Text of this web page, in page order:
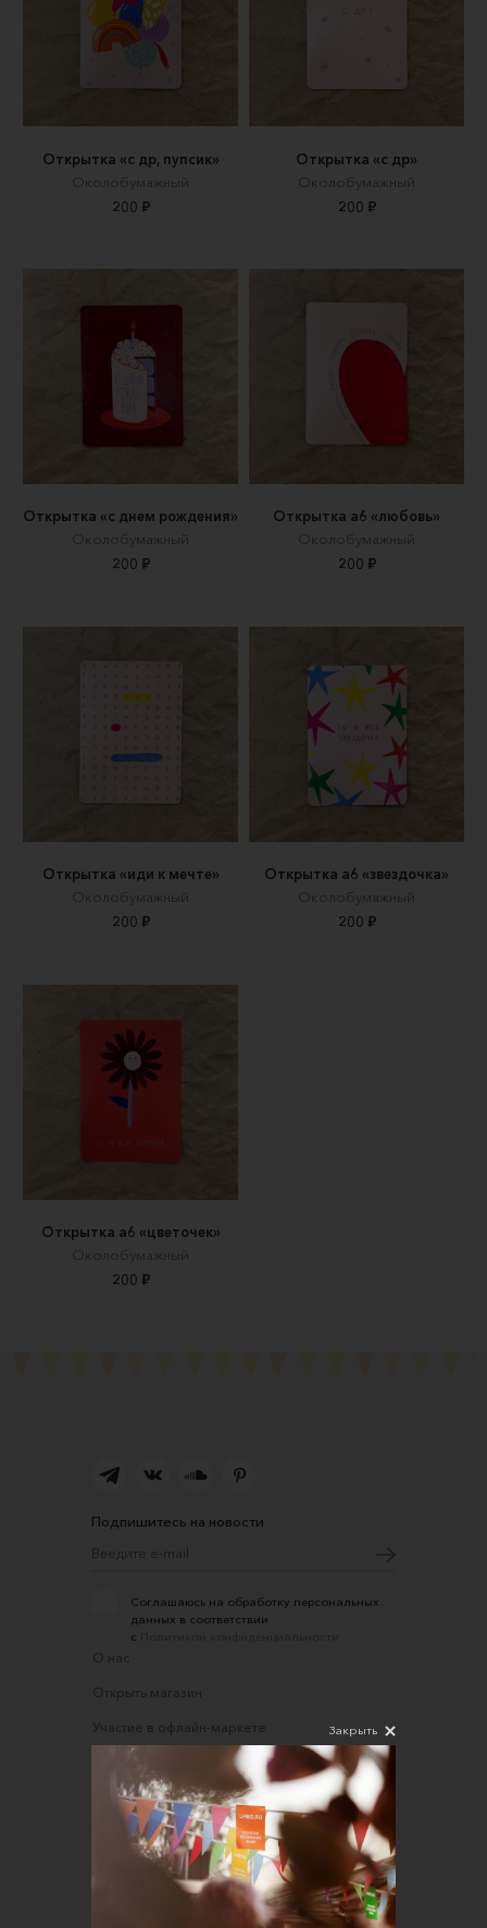
Открытка «с др, пупсик»
Околобумажный
200 ₽
Открытка «с др»
Околобумажный
200 ₽
Открытка «с днем рождения»
Околобумажный
200 ₽
Открытка а6 «любовь»
Околобумажный
200 ₽
Открытка «иди к мечте»
Околобумажный
200 ₽
Открытка а6 «звездочка»
Околобумажный
200 ₽
Открытка а6 «цветочек»
Околобумажный
200 ₽
Подпишитесь на новости
Соглашаюсь на обработку персональных
данных в соответствии
с
О нас
Открыть магазин
Участие в офлайн-маркете
Требования к фотографиям
Обратная связь
Соглашение об оказании услуг
Закрыть